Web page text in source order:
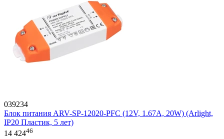
039234
Блок питания ARV-SP-12020-PFC (12V, 1.67A, 20W) (Arlight,
IP20 Пластик, 5 лет)
14 42446